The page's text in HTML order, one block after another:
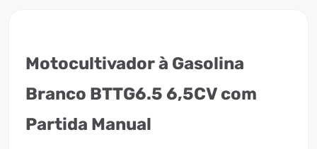
Motocultivador à Gasolina
Branco BTTG6.5 6,5CV com
Partida Manual